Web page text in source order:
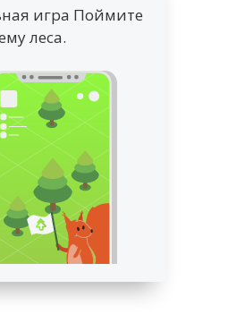
игра Поймите
леса.